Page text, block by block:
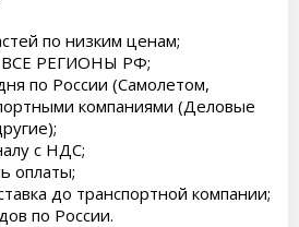
по низким ценам;
РЕГИОНЫ РФ;
по России (Самолетом,
компаниями (Деловые
с НДС;
оплаты;
до транспортной компании;
по России.